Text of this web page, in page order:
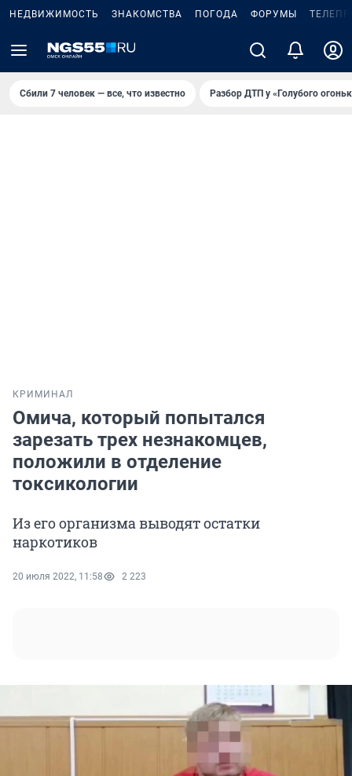
НЕДВИЖИМОСТЬ ЗНАКОМСТВА ПОГОДА ФОРУМЫ
Сбили 7 человек — все, что известно Разбор ДТП у «Голубого
КРИМИНАЛ
Омича, который попытался
зарезать трех незнакомцев,
положили в отделение
токсикологии
Из его организма выводят остатки
наркотиков
20 июля 2022, 11:58 2 223